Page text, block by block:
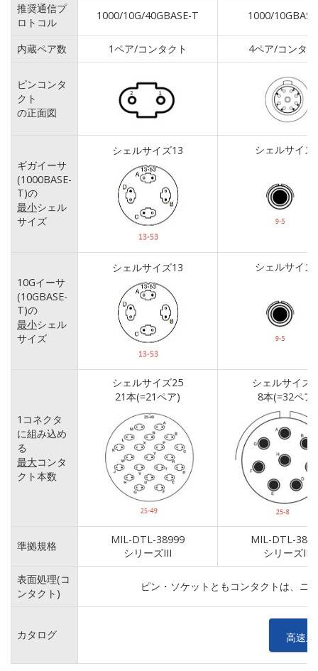
推奨通信プ
ロトコル
1000/10G/40GBASE-T 1000/
内蔵ペア数 1ペア/コンタクト 4ペア/コンタ
ピンコンタ
クト
の正面図
ギガイーサ
(1000BASE-
T)の
最小シェル
サイズ
シェルサイズ13 シェルサイズ
10Gイーサ
(10GBASE-
T)の
最小シェル
サイズ
シェルサイズ13 シェルサイズ
1コネクタ
に組み込め
る
最大コンタ
クト本数
シェルサイズ25
21本(=21ペア)
シェルサイズ
8本(=32ペア)
準拠規格
MIL-DTL-38999
シリーズIII
MIL-DTL-
シリーズIII
表面処理(コ
ンタクト)
ピン・ソケットともコンタクトは、ニ
カタログ 高速